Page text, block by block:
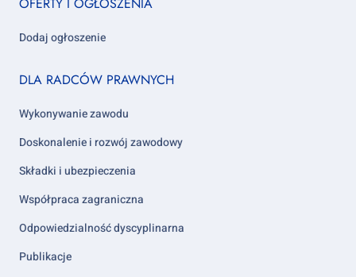
1
Dodaj ogłoszenie
Footer
2
DLA RADCÓW PRAWNYCH
Wykonywanie zawodu
Doskonalenie i rozwój zawodowy
Składki i ubezpieczenia
Współpraca zagraniczna
Odpowiedzialność dyscyplinarna
Publikacje